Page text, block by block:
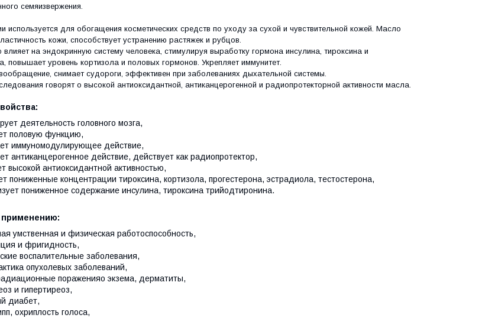
семяизвержения.
используется для обогащения косметических средств по уходу за сухой и чувствительной кожей. Масло
кожи, способствует устранению растяжек и рубцов.
на эндокринную систему человека, стимулируя выработку гормона инсулина, тироксина и
повышает уровень кортизола и половых гормонов. Укрепляет иммунитет.
снимает судороги, эффективен при заболеваниях дыхательной системы.
говорят о высокой антиоксидантной, антиканцерогенной и радиопротекторной активности масла.
деятельность головного мозга,
половую функцию,
иммуномодулирующее действие,
антиканцерогенное действие, действует как радиопротектор,
высокой антиоксидантной активностью,
пониженные концентрации тироксина, кортизола, прогестерона, эстрадиола, тестостерона,
пониженное содержание инсулина, тироксина трийодтиронина.
применению:
умственная и физическая работоспособность,
и фригидность,
воспалительные заболевания,
опухолевых заболеваний,
пораженияo экзема, дерматиты,
и гипертиреоз,
диабет,
охриплость голоса,